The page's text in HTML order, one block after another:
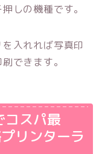
しの機種です。
入れれば写真印
できます。
スパ最
リンターラ